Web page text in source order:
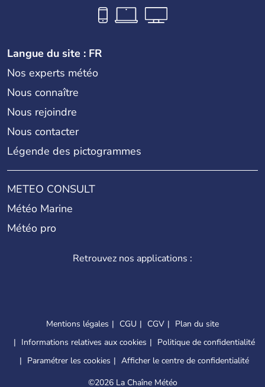
Langue du site : FR
Nos experts météo
Nous connaître
Nous rejoindre
Nous contacter
Légende des pictogrammes
METEO CONSULT
Météo Marine
Météo pro
Retrouvez nos applications :
Mentions légales CGU CGV
Plan du site
Informations relatives aux cookies
Politique de confidentialité
Paramétrer les cookies
Afficher le centre de confidentialité
©2026 La Chaîne Météo